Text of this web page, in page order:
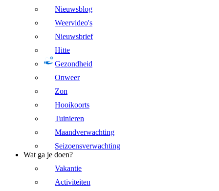
Nieuwsblog
Weervideo's
Nieuwsbrief
Hitte
Gezondheid
Onweer
Zon
Hooikoorts
Tuinieren
Maandverwachting
Seizoensverwachting
Wat ga je doen?
Vakantie
Activiteiten